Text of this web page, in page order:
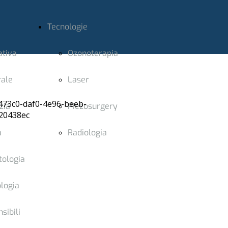
Tecnologie
Ozonoterapia
Laser
Piezosurgery
Radiologia